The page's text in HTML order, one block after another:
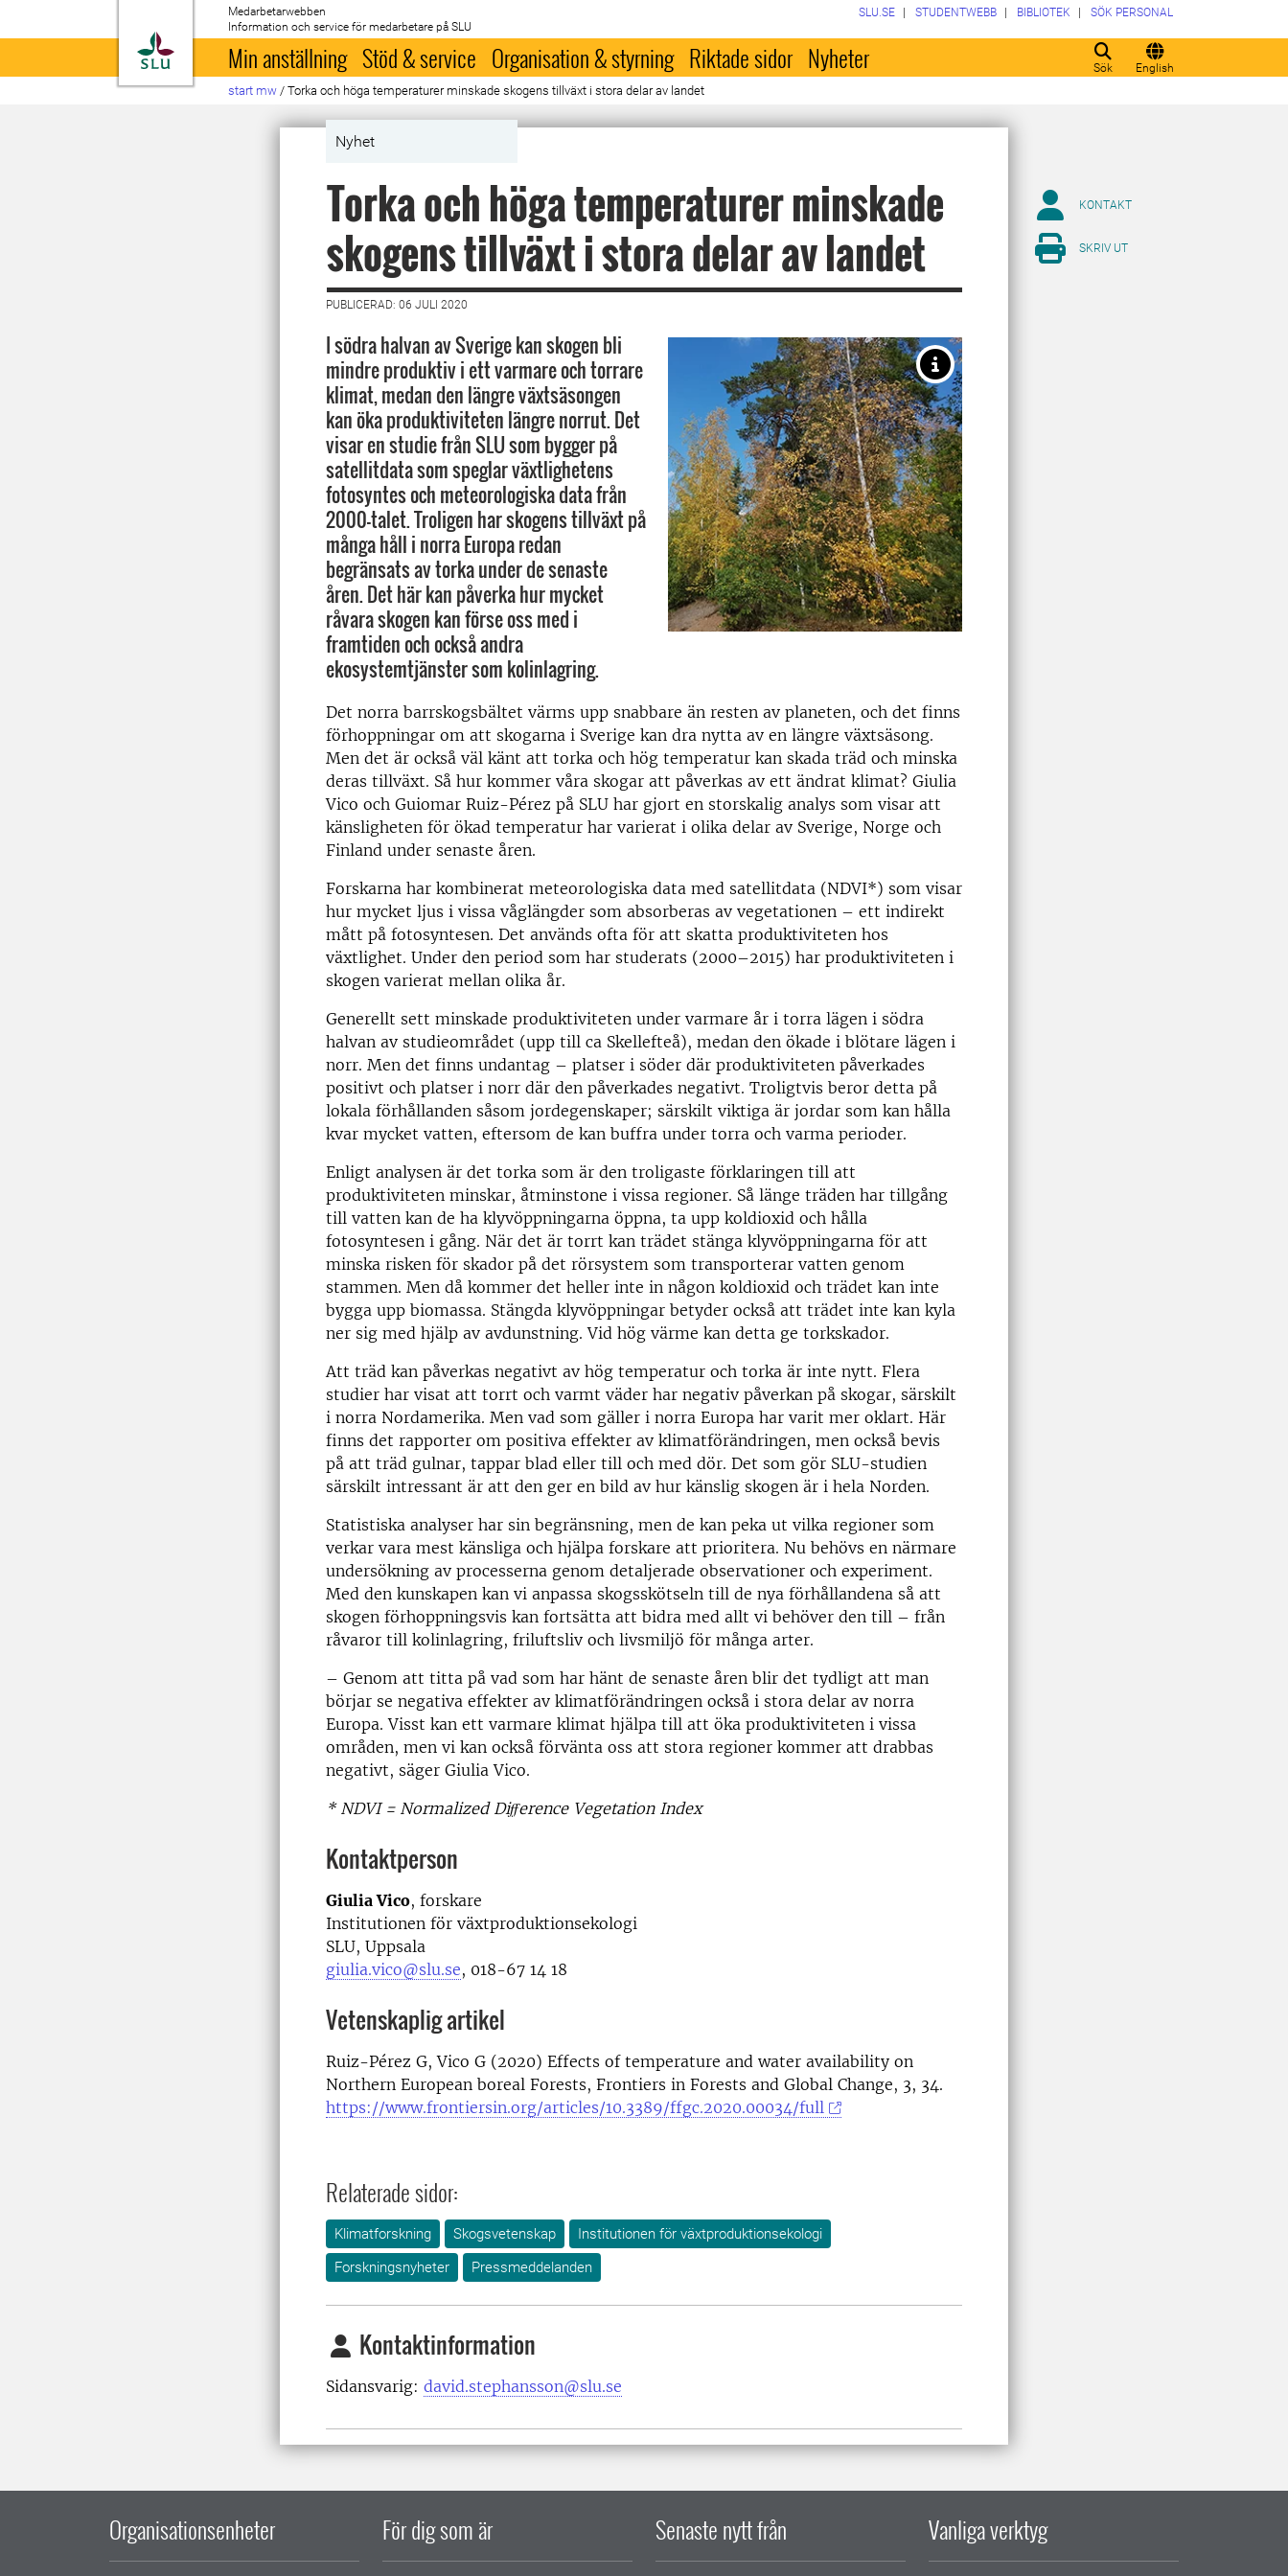
Till startsida
Medarbetarwebben
Information och service för medarbetare på SLU
Sök English
SLU.SE STUDENTWEBB BIBLIOTEK SÖK PERSONAL
Min anställning Stöd & service Organisation & styrning Riktade sidor Nyheter
start mw / Torka och höga temperaturer minskade skogens tillväxt i stora delar av landet
Nyhet
Torka och höga temperaturer minskade
skogens tillväxt i stora delar av landet
PUBLICERAD: 06 JULI 2020
I södra halvan av Sverige kan skogen bli
mindre produktiv i ett varmare och torrare
klimat, medan den längre växtsäsongen
kan öka produktiviteten längre norrut. Det
visar en studie från SLU som bygger på
satellitdata som speglar växtlighetens
fotosyntes och meteorologiska data från
2000-talet. Troligen har skogens tillväxt på
många håll i norra Europa redan
begränsats av torka under de senaste
åren. Det här kan påverka hur mycket
råvara skogen kan förse oss med i
framtiden och också andra
ekosystemtjänster som kolinlagring.
Det norra barrskogsbältet värms upp snabbare än resten av planeten, och det finns
förhoppningar om att skogarna i Sverige kan dra nytta av en längre växtsäsong.
Men det är också väl känt att torka och hög temperatur kan skada träd och minska
deras tillväxt. Så hur kommer våra skogar att påverkas av ett ändrat klimat? Giulia
Vico och Guiomar Ruiz-Pérez på SLU har gjort en storskalig analys som visar att
känsligheten för ökad temperatur har varierat i olika delar av Sverige, Norge och
Finland under senaste åren.
Forskarna har kombinerat meteorologiska data med satellitdata (NDVI*) som visar
hur mycket ljus i vissa våglängder som absorberas av vegetationen – ett indirekt
mått på fotosyntesen. Det används ofta för att skatta produktiviteten hos
växtlighet. Under den period som har studerats (2000–2015) har produktiviteten i
skogen varierat mellan olika år.
Generellt sett minskade produktiviteten under varmare år i torra lägen i södra
halvan av studieområdet (upp till ca Skellefteå), medan den ökade i blötare lägen i
norr. Men det finns undantag – platser i söder där produktiviteten påverkades
positivt och platser i norr där den påverkades negativt. Troligtvis beror detta på
lokala förhållanden såsom jordegenskaper; särskilt viktiga är jordar som kan hålla
kvar mycket vatten, eftersom de kan buffra under torra och varma perioder.
Enligt analysen är det torka som är den troligaste förklaringen till att
produktiviteten minskar, åtminstone i vissa regioner. Så länge träden har tillgång
till vatten kan de ha klyvöppningarna öppna, ta upp koldioxid och hålla
fotosyntesen i gång. När det är torrt kan trädet stänga klyvöppningarna för att
minska risken för skador på det rörsystem som transporterar vatten genom
stammen. Men då kommer det heller inte in någon koldioxid och trädet kan inte
bygga upp biomassa. Stängda klyvöppningar betyder också att trädet inte kan kyla
ner sig med hjälp av avdunstning. Vid hög värme kan detta ge torkskador.
Att träd kan påverkas negativt av hög temperatur och torka är inte nytt. Flera
studier har visat att torrt och varmt väder har negativ påverkan på skogar, särskilt
i norra Nordamerika. Men vad som gäller i norra Europa har varit mer oklart. Här
finns det rapporter om positiva effekter av klimatförändringen, men också bevis
på att träd gulnar, tappar blad eller till och med dör. Det som gör SLU-studien
särskilt intressant är att den ger en bild av hur känslig skogen är i hela Norden.
Statistiska analyser har sin begränsning, men de kan peka ut vilka regioner som
verkar vara mest känsliga och hjälpa forskare att prioritera. Nu behövs en närmare
undersökning av processerna genom detaljerade observationer och experiment.
Med den kunskapen kan vi anpassa skogsskötseln till de nya förhållandena så att
skogen förhoppningsvis kan fortsätta att bidra med allt vi behöver den till – från
råvaror till kolinlagring, friluftsliv och livsmiljö för många arter.
– Genom att titta på vad som har hänt de senaste åren blir det tydligt att man
börjar se negativa effekter av klimatförändringen också i stora delar av norra
Europa. Visst kan ett varmare klimat hjälpa till att öka produktiviteten i vissa
områden, men vi kan också förvänta oss att stora regioner kommer att drabbas
negativt, säger Giulia Vico.
* NDVI = Normalized Diﬀerence Vegetation Index
Kontaktperson
Giulia Vico, forskare
Institutionen för växtproduktionsekologi
SLU, Uppsala
giulia.vico@slu.se, 018-67 14 18
Vetenskaplig artikel
Ruiz-Pérez G, Vico G (2020) Effects of temperature and water availability on
Northern European boreal Forests, Frontiers in Forests and Global Change, 3, 34.
https://www.frontiersin.org/articles/10.3389/ffgc.2020.00034/full
Relaterade sidor:
Klimatforskning Skogsvetenskap
Institutionen för växtproduktionsekologi
Forskningsnyheter
Pressmeddelanden
Kontaktinformation
Sidansvarig: david.stephansson@slu.se
KONTAKT
SKRIV UT
Organisationsenheter För dig som är Senaste nytt från Vanliga verktyg